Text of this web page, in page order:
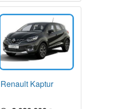
Renault Kaptur